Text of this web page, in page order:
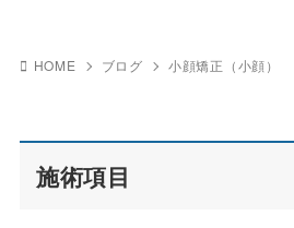
HOME ブログ 小顔矯正（小顔）
施術項目